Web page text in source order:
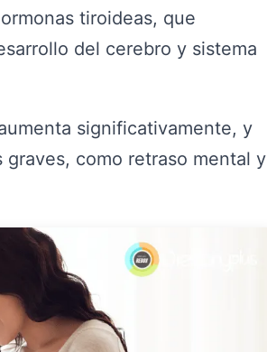
tiroideas, que
del cerebro y sistema
significativamente, y
como retraso mental y